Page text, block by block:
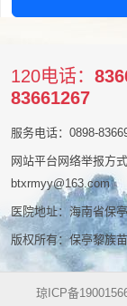
120电话：
83661267
服务电话：0898-
网站平台网络举报方
btxrmyy@163.com
医院地址：海南省保
版权所有：保亭黎族
琼ICP备